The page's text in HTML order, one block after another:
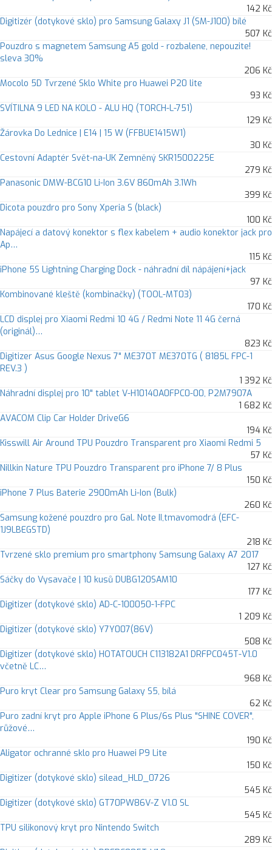
142 Kč
Digitizér (dotykové sklo) pro Samsung Galaxy J1 (SM-J100) bílé
507 Kč
Pouzdro s magnetem Samsung A5 gold - rozbalene, nepouzite!
sleva 30%
206 Kč
Mocolo 5D Tvrzené Sklo White pro Huawei P20 lite
93 Kč
SVÍTILNA 9 LED NA KOLO - ALU HQ (TORCH-L-751)
129 Kč
Žárovka Do Lednice | E14 | 15 W (FFBUE1415W1)
30 Kč
Cestovní Adaptér Svět-na-UK Zemněný SKR1500225E
279 Kč
Panasonic DMW-BCG10 Li-Ion 3.6V 860mAh 3.1Wh
399 Kč
Dicota pouzdro pro Sony Xperia S (black)
100 Kč
Napájecí a datový konektor s flex kabelem + audio konektor jack pro
Ap…
115 Kč
iPhone 5S Lightning Charging Dock - náhradní díl nápájení+jack
97 Kč
Kombinované kleště (kombinačky) (TOOL-MT03)
170 Kč
LCD displej pro Xiaomi Redmi 10 4G / Redmi Note 11 4G černá
(originál)…
823 Kč
Digitizer Asus Google Nexus 7" ME370T ME370TG ( 8185L FPC-1
REV.3 )
1 392 Kč
Náhradní displej pro 10" tablet V-H10140A0FPC0-00, P2M7907A
1 682 Kč
AVACOM Clip Car Holder DriveG6
194 Kč
Kisswill Air Around TPU Pouzdro Transparent pro Xiaomi Redmi 5
57 Kč
Nillkin Nature TPU Pouzdro Transparent pro iPhone 7/ 8 Plus
150 Kč
iPhone 7 Plus Baterie 2900mAh Li-Ion (Bulk)
260 Kč
Samsung kožené pouzdro pro Gal. Note II,tmavomodrá (EFC-
1J9LBEGSTD)
218 Kč
Tvrzené sklo premium pro smartphony Samsung Galaxy A7 2017
127 Kč
Sáčky do Vysavače | 10 kusů DUBG120SAM10
177 Kč
Digitizer (dotykové sklo) AD-C-100050-1-FPC
1 209 Kč
Digitizer (dotykové sklo) Y7Y007(86V)
508 Kč
Digitizer (dotykové sklo) HOTATOUCH C113182A1 DRFPC045T-V1.0
včetně LC…
968 Kč
Puro kryt Clear pro Samsung Galaxy S5, bílá
62 Kč
Puro zadní kryt pro Apple iPhone 6 Plus/6s Plus "SHINE COVER",
růžové…
190 Kč
Aligator ochranné sklo pro Huawei P9 Lite
150 Kč
Digitizer (dotykové sklo) silead_HLD_0726
545 Kč
Digitizer (dotykové sklo) GT70PW86V-Z V1.0 SL
545 Kč
TPU silikonový kryt pro Nintendo Switch
289 Kč